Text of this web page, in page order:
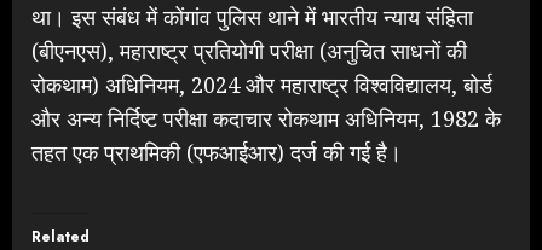
था। इस संबंध में कोंगांव पुलिस थाने में भारतीय न्याय संहिता
(बीएनएस), महाराष्ट्र प्रतियोगी परीक्षा (अनुचित साधनों की
रोकथाम) अधिनियम, 2024 और महाराष्ट्र विश्वविद्यालय, बोर्ड
और अन्य निर्दिष्ट परीक्षा कदाचार रोकथाम अधिनियम, 1982 के
तहत एक प्राथमिकी (एफआईआर) दर्ज की गई है।
Related